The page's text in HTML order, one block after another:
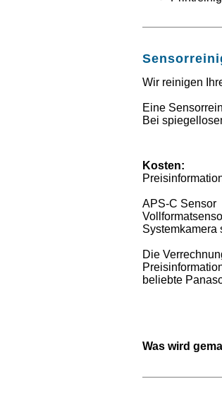
Wir reinigen
Eine
Bei
Kosten:
APS-C
Die
beliebte
Was wird